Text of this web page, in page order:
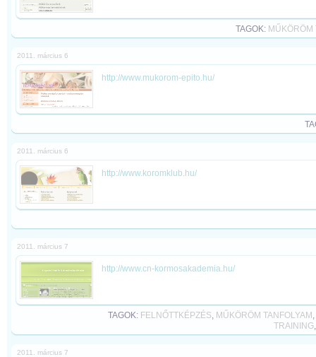
TAGOK:
2011. március 6
http://www.mukorom-epito.hu/
2011. március 6
http://www.koromklub.hu/
2011. március 7
http://www.cn-kormosakademia.hu/
TAGOK: FELNŐTTKÉPZÉS, MŰKÖRÖM TANFOLYAM ,
TRAINING
2011. március 7